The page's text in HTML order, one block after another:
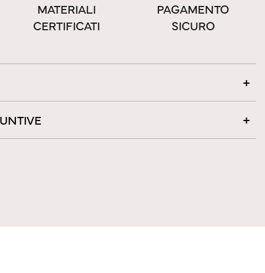
MATERIALI
CERTIFICATI
PAGAMENTO
SICURO